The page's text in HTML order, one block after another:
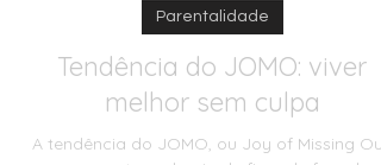
Mady Moreira
6 de jun.
Parentalidade